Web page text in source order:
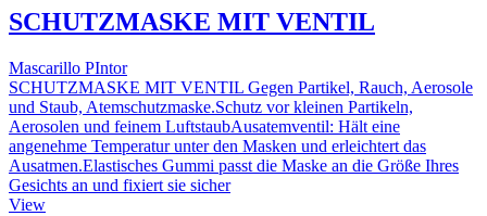
SCHUTZMASKE MIT VENTIL
Mascarillo PIntor
SCHUTZMASKE MIT VENTIL Gegen Partikel, Rauch, Aerosole
und Staub, Atemschutzmaske.Schutz vor kleinen Partikeln,
Aerosolen und feinem LuftstaubAusatemventil: Hält eine
angenehme Temperatur unter den Masken und erleichtert das
Ausatmen.Elastisches Gummi passt die Maske an die Größe Ihres
Gesichts an und fixiert sie sicher
View